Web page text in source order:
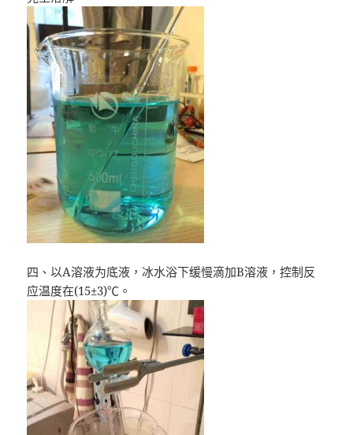
四、以A溶液为底液，冰水浴下缓慢滴加B溶液，控制反
应温度在(15±3)℃。